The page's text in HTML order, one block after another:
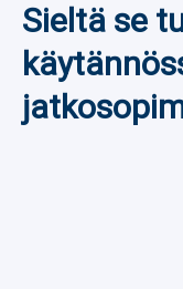
Jalkapallo
Yleisurheilu
Sieltä se